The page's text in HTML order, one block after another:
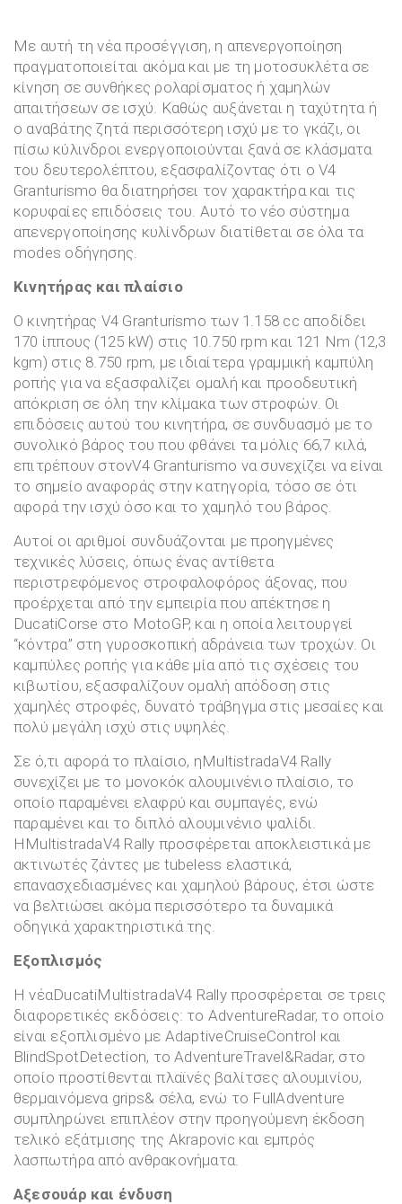
Με αυτή τη νέα προσέγγιση, η απενεργοποίηση
πραγματοποιείται ακόμα και με τη μοτοσυκλέτα σε
κίνηση σε συνθήκες ρολαρίσματος ή χαμηλών
απαιτήσεων σε ισχύ. Καθώς αυξάνεται η ταχύτητα ή
ο αναβάτης ζητά περισσότερη ισχύ με το γκάζι, οι
πίσω κύλινδροι ενεργοποιούνται ξανά σε κλάσματα
του δευτερολέπτου, εξασφαλίζοντας ότι ο V4
Granturismo θα διατηρήσει τον χαρακτήρα και τις
κορυφαίες επιδόσεις του. Αυτό το νέο σύστημα
απενεργοποίησης κυλίνδρων διατίθεται σε όλα τα
modes οδήγησης.
Κινητήρας και πλαίσιο
Ο κινητήρας V4 Granturismo των 1.158 cc αποδίδει
170 ίππους (125 kW) στις 10.750 rpm και 121 Nm (12,3
kgm) στις 8.750 rpm, με ιδιαίτερα γραμμική καμπύλη
ροπής για να εξασφαλίζει ομαλή και προοδευτική
απόκριση σε όλη την κλίμακα των στροφών. Οι
επιδόσεις αυτού του κινητήρα, σε συνδυασμό με το
συνολικό βάρος του που φθάνει τα μόλις 66,7 κιλά,
επιτρέπουν στονV4 Granturismo να συνεχίζει να είναι
το σημείο αναφοράς στην κατηγορία, τόσο σε ότι
αφορά την ισχύ όσο και το χαμηλό του βάρος.
Αυτοί οι αριθμοί συνδυάζονται με προηγμένες
τεχνικές λύσεις, όπως ένας αντίθετα
περιστρεφόμενος στροφαλοφόρος άξονας, που
προέρχεται από την εμπειρία που απέκτησε η
DucatiCorse στο MotoGP, και η οποία λειτουργεί
“κόντρα” στη γυροσκοπική αδράνεια των τροχών. Οι
καμπύλες ροπής για κάθε μία από τις σχέσεις του
κιβωτίου, εξασφαλίζουν ομαλή απόδοση στις
χαμηλές στροφές, δυνατό τράβηγμα στις μεσαίες και
πολύ μεγάλη ισχύ στις υψηλές.
Σε ό,τι αφορά το πλαίσιο, ηMultistradaV4 Rally
συνεχίζει με το μονοκόκ αλουμινένιο πλαίσιο, το
οποίο παραμένει ελαφρύ και συμπαγές, ενώ
παραμένει και το διπλό αλουμινένιο ψαλίδι.
ΗMultistradaV4 Rally προσφέρεται αποκλειστικά με
ακτινωτές ζάντες με tubeless ελαστικά,
επανασχεδιασμένες και χαμηλού βάρους, έτσι ώστε
να βελτιώσει ακόμα περισσότερο τα δυναμικά
οδηγικά χαρακτηριστικά της.
Εξοπλισμός
Η νέαDucatiMultistradaV4 Rally προσφέρεται σε τρεις
διαφορετικές εκδόσεις: το AdventureRadar, το οποίο
είναι εξοπλισμένο με AdaptiveCruiseControl και
BlindSpotDetection, το AdventureTravel&Radar, στο
οποίο προστίθενται πλαϊνές βαλίτσες αλουμινίου,
θερμαινόμενα grips& σέλα, ενώ το FullAdventure
συμπληρώνει επιπλέον στην προηγούμενη έκδοση
τελικό εξάτμισης της Akrapovic και εμπρός
λασπωτήρα από ανθρακονήματα.
Αξεσουάρ και ένδυση